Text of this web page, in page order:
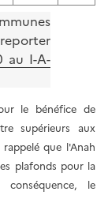
au I-A-
le bénéfice de
supérieurs aux
que l'Anah
plafonds pour la
le